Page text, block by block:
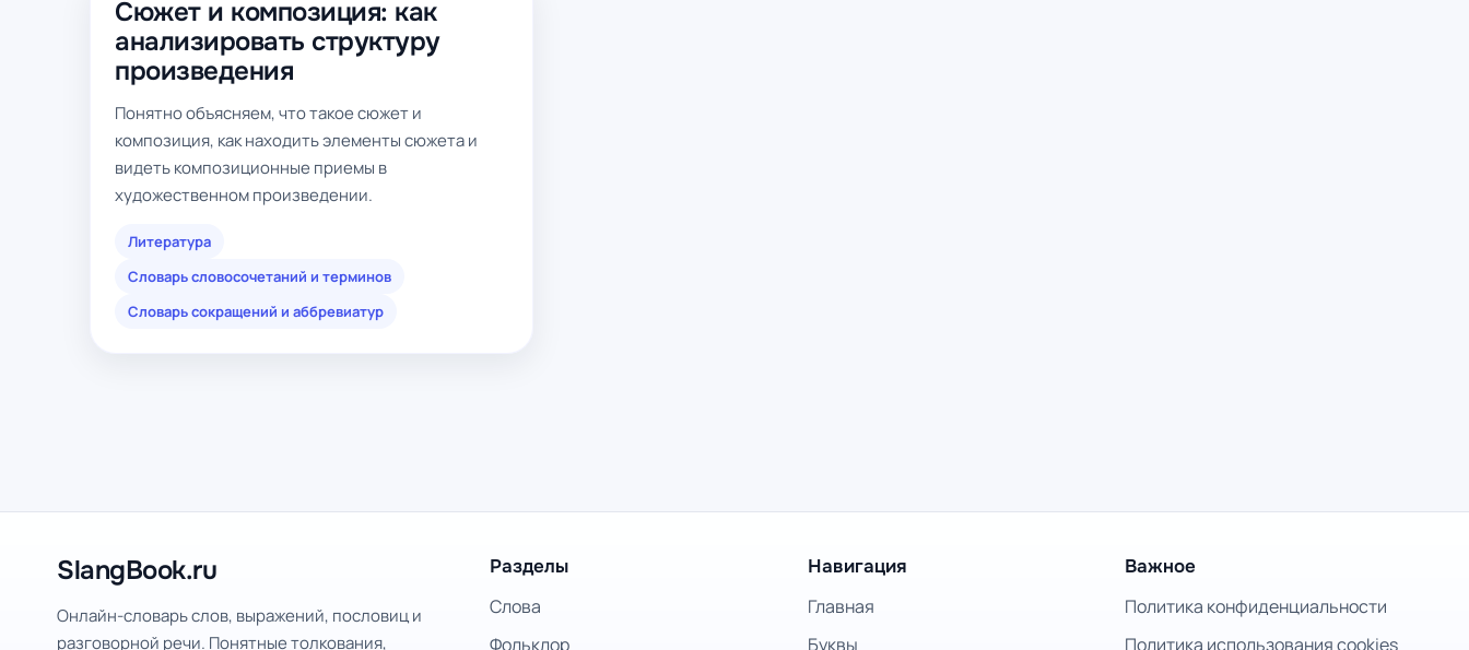
Сюжет и композиция: как
анализировать структуру
произведения
Понятно объясняем, что такое сюжет и
композиция, как находить элементы сюжета и
видеть композиционные приемы в
художественном произведении.
Литература
Словарь словосочетаний и терминов
Словарь сокращений и аббревиатур
SlangBook.ru
Онлайн-словарь слов, выражений, пословиц и
разговорной речи. Понятные толкования,
Разделы
Слова
Фольклор
Навигация
Главная
Буквы
Важное
Политика конфиденциальности
Политика использования cookies